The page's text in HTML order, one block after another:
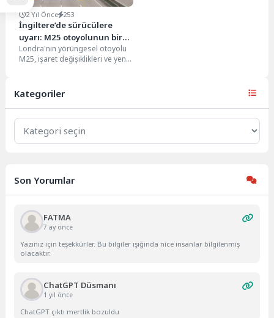
2 Yıl Önce 253
İngiltere’de sürücülere
uyarı: M25 otoyolunun bir
bölümü hafta sonu kapalı
kalacak
Londra'nın yörüngesel otoyolu
M25, işaret değişiklikleri ve yeni
Kategoriler
Kategoriler
Son Yorumlar
FATMA
7 ay önce
Yazınız için teşekkürler. Bu bilgiler ışığında nice insanlar bilgilenmiş
olacaktır.
ChatGPT Düsmanı
1 yıl önce
ChatGPT çıktı mertlik bozuldu